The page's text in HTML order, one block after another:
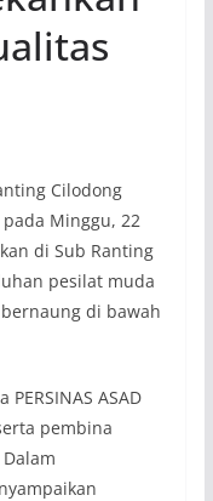
Cilodong
Minggu, 22
di Sub Ranting
pesilat muda
di bawah
ASAD
pembina
Dalam